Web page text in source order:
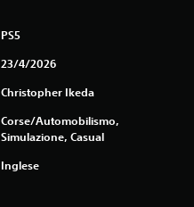
PS5
23/4/2026
Christopher Ikeda
Corse/Automobilismo,
Simulazione, Casual
Inglese